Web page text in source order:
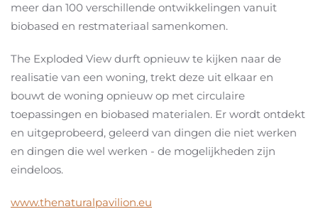
meer dan 100 verschillende ontwikkelingen vanuit
biobased en restmateriaal samenkomen.
The Exploded View durft opnieuw te kijken naar de
realisatie van een woning, trekt deze uit elkaar en
bouwt de woning opnieuw op met circulaire
toepassingen en biobased materialen. Er wordt ontdekt
en uitgeprobeerd, geleerd van dingen die niet werken
en dingen die wel werken - de mogelijkheden zijn
eindeloos.
www.thenaturalpavilion.eu